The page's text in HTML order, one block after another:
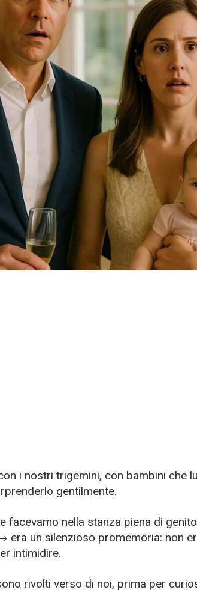
i nostri trigemini, con bambini che
gentilmente.
facevamo nella stanza piena di
era un silenzioso promemoria: non
intimidire.
rivolti verso di noi, prima per